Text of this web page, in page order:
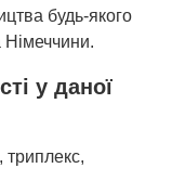
будь-якого
Німеччини.
у даної
триплекс,